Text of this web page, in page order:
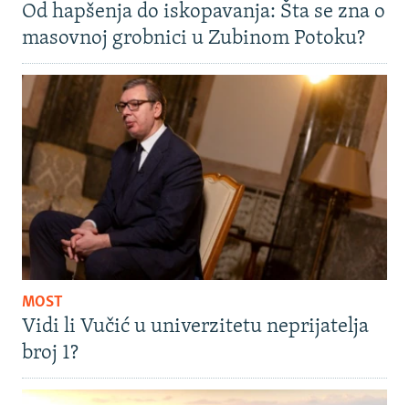
Od hapšenja do iskopavanja: Šta se zna o
masovnoj grobnici u Zubinom Potoku?
MOST
Vidi li Vučić u univerzitetu neprijatelja
broj 1?